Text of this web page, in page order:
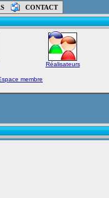
CONTACT
Réalisateurs
membre